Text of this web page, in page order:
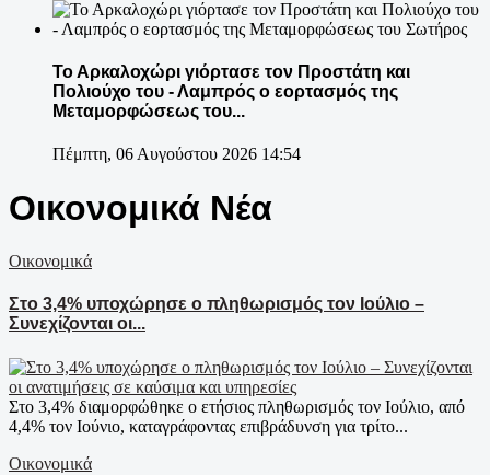
Το Αρκαλοχώρι γιόρτασε τον Προστάτη και
Πολιούχο του - Λαμπρός ο εορτασμός της
Μεταμορφώσεως του...
Πέμπτη, 06 Αυγούστου 2026 14:54
Οικονομικά Νέα
Οικονομικά
Στο 3,4% υποχώρησε ο πληθωρισμός τον Ιούλιο –
Συνεχίζονται οι...
Στο 3,4% διαμορφώθηκε ο ετήσιος πληθωρισμός τον Ιούλιο, από
4,4% τον Ιούνιο, καταγράφοντας επιβράδυνση για τρίτο...
Οικονομικά